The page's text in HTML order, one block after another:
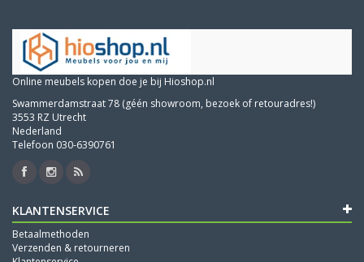
Online meubels kopen doe je bij Hioshop.nl
Swammerdamstraat 78 (géén showroom, bezoek of retouradres!)
3553 RZ Utrecht
Nederland
Telefoon 030-6390761
KLANTENSERVICE
Betaalmethoden
Verzenden & retourneren